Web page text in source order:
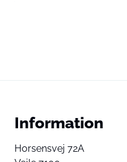
Information
Horsensvej 72A